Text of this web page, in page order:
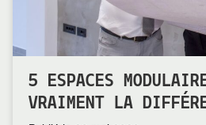
5 ESPACES
VRAIMENT LA